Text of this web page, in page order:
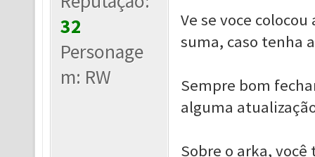
32
Personage
m: RW
Ve se voce
suma, caso tenha
Sempre bom
alguma
Sobre o arka,